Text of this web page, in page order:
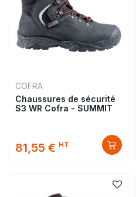
COFRA
Chaussures de sécurité
S3 WR Cofra - SUMMIT
81,55 € HT